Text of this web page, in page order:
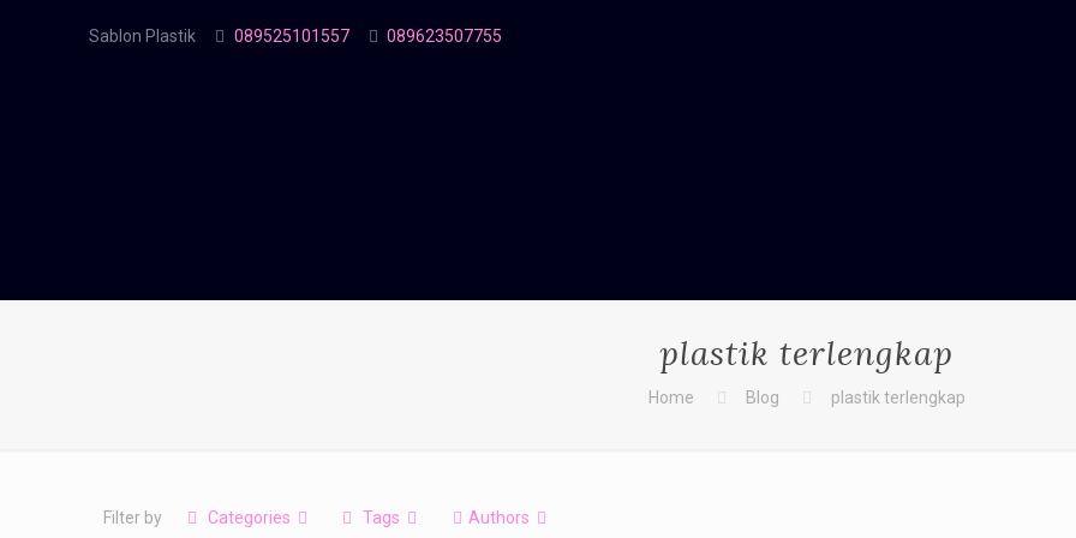
Sablon Plastik 089525101557 089623507755
plastik terlengkap
Home Blog plastik terlengkap
Filter by Categories Tags Authors